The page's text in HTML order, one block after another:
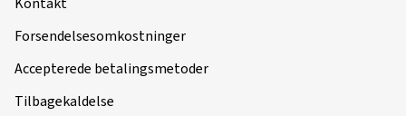
Forsendelsesomkostninger
Accepterede betalingsmetoder
Tilbagekaldelse